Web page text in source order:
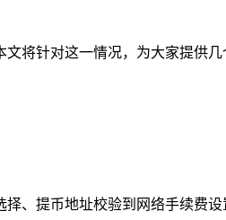
将针对这一情况，为大家提供
、提币地址校验到网络手续费